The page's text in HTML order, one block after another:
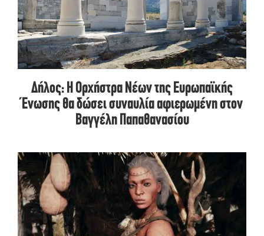
Δήλος: Η Ορχήστρα Νέων της Ευρωπαϊκής
Ένωσης θα δώσει συναυλία αφιερωμένη στον
Βαγγέλη Παπαθανασίου